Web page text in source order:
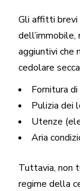
Gli affitti brevi
dell’immobile,
aggiuntivi che
cedolare
Fornitura di
Pulizia dei
Utenze
Aria
Tuttavia, non
regime della